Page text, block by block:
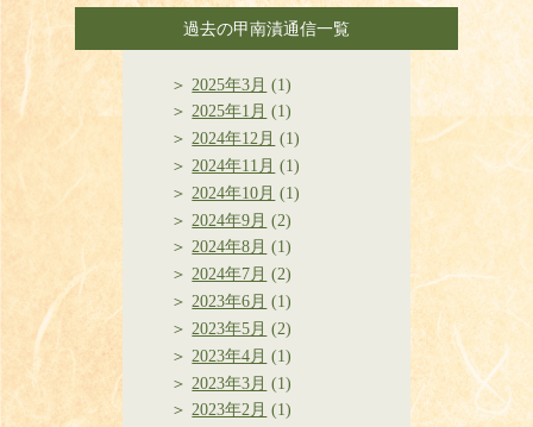
過去の甲南漬通信一覧
2025年3月 (1)
2025年1月 (1)
2024年12月 (1)
2024年11月 (1)
2024年10月 (1)
2024年9月 (2)
2024年8月 (1)
2024年7月 (2)
2023年6月 (1)
2023年5月 (2)
2023年4月 (1)
2023年3月 (1)
2023年2月 (1)